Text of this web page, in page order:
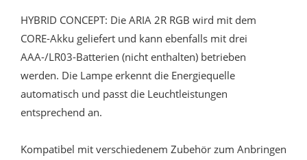
HYBRID CONCEPT: Die ARIA 2R RGB wird mit dem
CORE-Akku geliefert und kann ebenfalls mit drei
AAA-/LR03-Batterien (nicht enthalten) betrieben
werden. Die Lampe erkennt die Energiequelle
automatisch und passt die Leuchtleistungen
entsprechend an.
Kompatibel mit verschiedenem Zubehör zum Anbringen